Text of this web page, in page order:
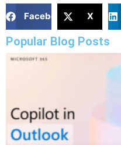
Facebook X
Popular Blog Posts